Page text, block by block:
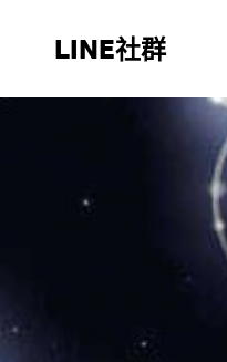
LINE社群